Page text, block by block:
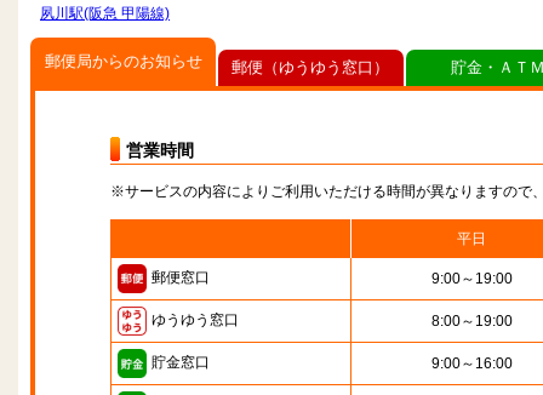
夙川駅(阪急 甲陽線)
郵便局からのお知らせ
営業時間
※サービスの内容によりご利用いただける時間が異なりますので
平日
郵便窓口 9:00～19:00
ゆうゆう窓口 8:00～19:00
貯金窓口 9:00～16:00
郵便（ゆうゆう窓口） 貯金・ＡＴ